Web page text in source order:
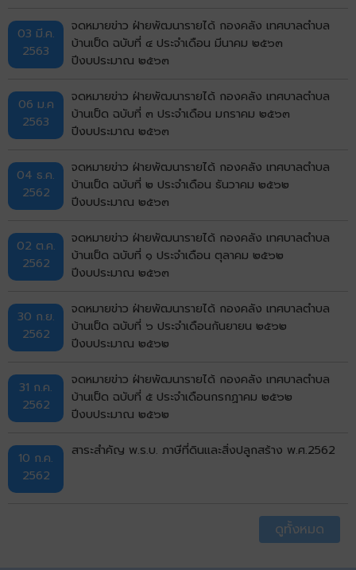
03 มี.ค.
2563
จดหมายข่าว ฝ่ายพัฒนารายได้ กองคลัง เทศบาลตำบล
บ้านเป็ด ฉบับที่ ๔ ประจำเดือน มีนาคม ๒๕๖๓
ปีงบประมาณ ๒๕๖๓
06 ม.ค
2563
จดหมายข่าว ฝ่ายพัฒนารายได้ กองคลัง เทศบาลตำบล
บ้านเป็ด ฉบับที่ ๓ ประจำเดือน มกราคม ๒๕๖๓
ปีงบประมาณ ๒๕๖๓
04 ธ.ค.
2562
จดหมายข่าว ฝ่ายพัฒนารายได้ กองคลัง เทศบาลตำบล
บ้านเป็ด ฉบับที่ ๒ ประจำเดือน ธันวาคม ๒๕๖๒
ปีงบประมาณ ๒๕๖๓
02 ต.ค.
2562
จดหมายข่าว ฝ่ายพัฒนารายได้ กองคลัง เทศบาลตำบล
บ้านเป็ด ฉบับที่ ๑ ประจำเดือน ตุลาคม ๒๕๖๒
ปีงบประมาณ ๒๕๖๓
30 ก.ย.
2562
จดหมายข่าว ฝ่ายพัฒนารายได้ กองคลัง เทศบาลตำบล
บ้านเป็ด ฉบับที่ ๖ ประจำเดือนกันยายน ๒๕๖๒
ปีงบประมาณ ๒๕๖๒
31 ก.ค.
2562
จดหมายข่าว ฝ่ายพัฒนารายได้ กองคลัง เทศบาลตำบล
บ้านเป็ด ฉบับที่ ๕ ประจำเดือนกรกฏาคม ๒๕๖๒
ปีงบประมาณ ๒๕๖๒
10 ก.ค.
2562
สาระสำคัญ พ.ร.บ. ภาษีที่ดินและสิ่งปลูกสร้าง พ.ศ.2562
ดูทั้งหมด